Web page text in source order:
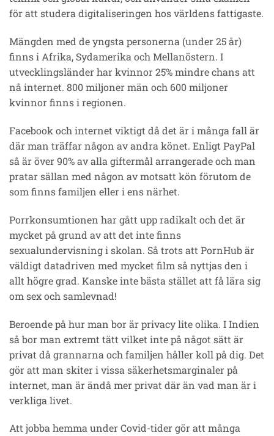
för att studera digitaliseringen hos världens fattigaste.
Mängden med de yngsta personerna (under 25 år)
finns i Afrika, Sydamerika och Mellanöstern. I
utvecklingsländer har kvinnor 25% mindre chans att
nå internet. 800 miljoner män och 600 miljoner
kvinnor finns i regionen.
Facebook och internet viktigt då det är i många fall är
där man träffar någon av andra könet. Enligt PayPal
så är över 90% av alla giftermål arrangerade och man
pratar sällan med någon av motsatt kön förutom de
som finns familjen eller i ens närhet.
Porrkonsumtionen har gått upp radikalt och det är
mycket på grund av att det inte finns
sexualundervisning i skolan. Så trots att PornHub är
väldigt datadriven med mycket film så nyttjas den i
allt högre grad. Kanske inte bästa stället att få lära sig
om sex och samlevnad!
Beroende på hur man bor är privacy lite olika. I Indien
så bor man extremt tätt vilket inte på något sätt är
privat då grannarna och familjen håller koll på dig. Det
gör att man skiter i vissa säkerhetsmarginaler på
internet, man är ändå mer privat där än vad man är i
verkliga livet.
Att jobba hemma under Covid-tider gör att många